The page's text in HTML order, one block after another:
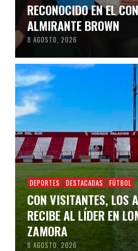
RECONOCIDO EN EL
ALMIRANTE BROWN
8 AGOSTO, 2026
DEPORTES DESTACADAS FÚTBOL
CON VISITANTES, LOS
RECIBE AL LÍDER EN
ZAMORA
8 AGOSTO, 2026